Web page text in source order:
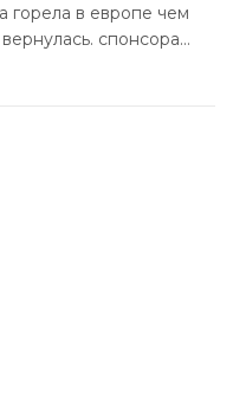
горела в европе чем
спонсора…